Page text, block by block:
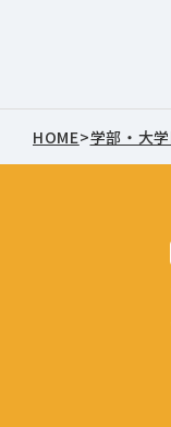
HOME>学部・大